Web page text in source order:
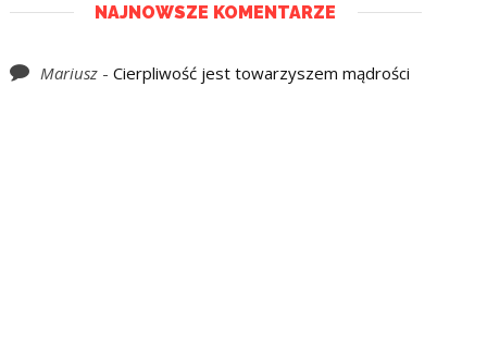
NAJNOWSZE KOMENTARZE
Mariusz- Cierpliwość jest towarzyszem mądrości